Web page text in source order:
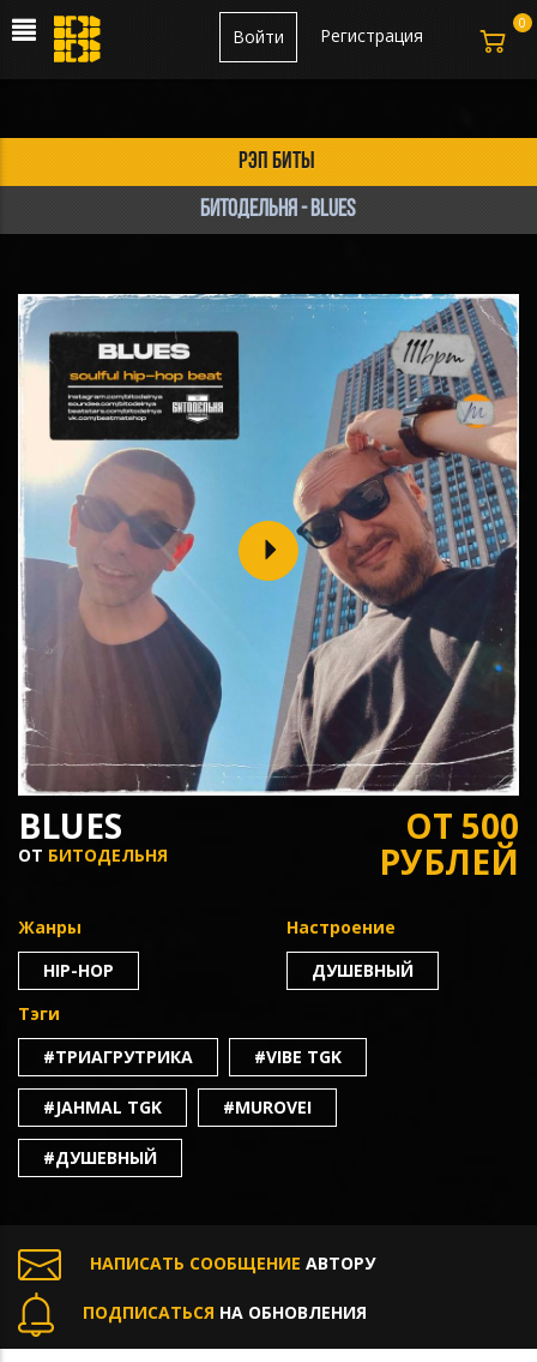
Регистрация
Войти
рэп биты
БИТОДЕЛЬНЯ - Blues
BLUES
ОТ БИТОДЕЛЬНЯ
ОТ 500
РУБЛЕЙ
Жанры
HIP-HOP
Настроение
ДУШЕВНЫЙ
Тэги
#ТРИАГРУТРИКА
#VIBE TGK
#JAHMAL TGK #MUROVEI
#ДУШЕВНЫЙ
НАПИСАТЬ СООБЩЕНИЕ АВТОРУ
ПОДПИСАТЬСЯ НА ОБНОВЛЕНИЯ
0